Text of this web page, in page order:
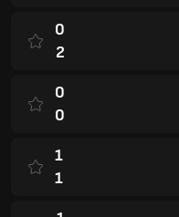
0
2
0
0
1
1